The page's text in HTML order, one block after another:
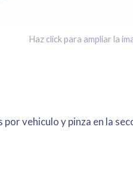
Haz click para ampliar la
vehiculo y pinza en la